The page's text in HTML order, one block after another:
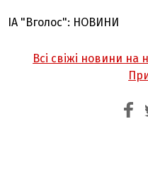
ІА "Вголос": НОВИНИ
Всі свіжі новини на